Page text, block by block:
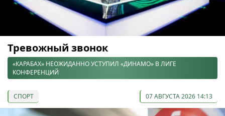
Тревожный звонок
«КАРАБАХ» НЕОЖИДАННО УСТУПИЛ «ДИНАМО» В ЛИГЕ
КОНФЕРЕНЦИЙ
СПОРТ 07 АВГУСТА 2026 14:13